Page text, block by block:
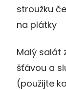
stroužku
na plátky
Malý salát
šťávou a
(použijte